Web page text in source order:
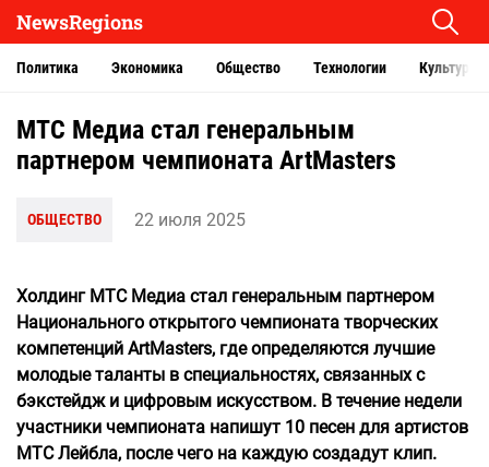
NewsRegions
Политика Экономика Общество Технологии Культура
МТС Медиа стал генеральным
партнером чемпионата ArtMasters
ОБЩЕСТВО 22 июля 2025
Холдинг МТС Медиа стал генеральным партнером
Национального открытого чемпионата творческих
компетенций ArtMasters, где определяются лучшие
молодые таланты в специальностях, связанных с
бэкстейдж и цифровым искусством. В течение недели
участники чемпионата напишут 10 песен для артистов
МТС Лейбла, после чего на каждую создадут клип.